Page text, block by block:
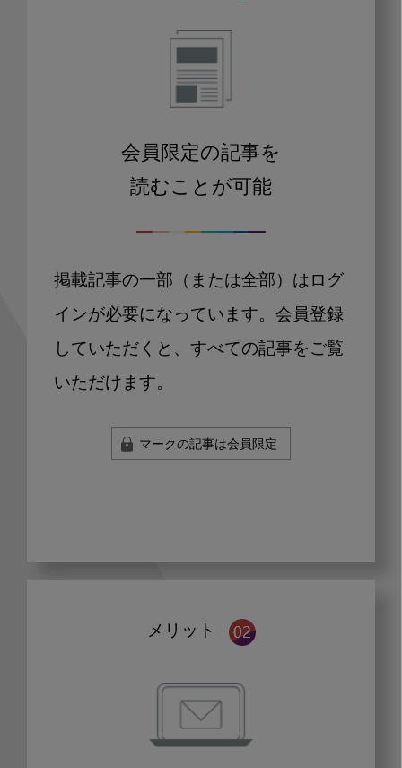
会員限定の記事を
読むことが可能
掲載記事の一部（または全部）はログ
インが必要になっています。会員登録
していただくと、すべての記事をご覧
いただけます。
マークの記事は会員限定
メリット